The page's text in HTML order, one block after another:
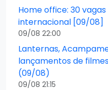
Home office: 30
internacional [09/08]
09/08 22:00
Lanternas,
lançamentos de
(09/08)
09/08 21:15